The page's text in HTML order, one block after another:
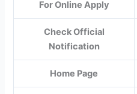
For Online Apply
Check Official
Notification
Home Page